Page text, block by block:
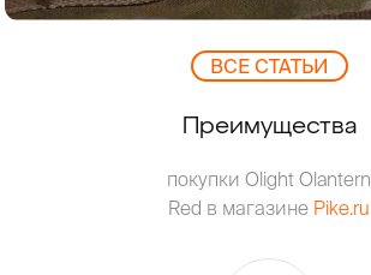
ВCЕ СТАТЬИ
Преимущества
покупки Olight Olantern
Red в магазине Pike.ru